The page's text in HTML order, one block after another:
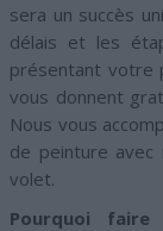
sera un succès
délais et les
présentant votre
vous donnent
Nous vous
de peinture
volet.
Pourquoi